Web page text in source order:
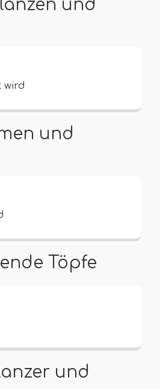
und
wird
und
Töpfe
und